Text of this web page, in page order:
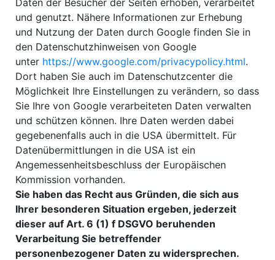
Daten der Besucher der Seiten erhoben, verarbeitet
und genutzt. Nähere Informationen zur Erhebung
und Nutzung der Daten durch Google finden Sie in
den Datenschutzhinweisen von Google
unter https://www.google.com/privacypolicy.html.
Dort haben Sie auch im Datenschutzcenter die
Möglichkeit Ihre Einstellungen zu verändern, so dass
Sie Ihre von Google verarbeiteten Daten verwalten
und schützen können. Ihre Daten werden dabei
gegebenenfalls auch in die USA übermittelt. Für
Datenübermittlungen in die USA ist ein
Angemessenheitsbeschluss der Europäischen
Kommission vorhanden.
Sie haben das Recht aus Gründen, die sich aus
Ihrer besonderen Situation ergeben, jederzeit
dieser auf Art. 6 (1) f DSGVO beruhenden
Verarbeitung Sie betreffender
personenbezogener Daten zu widersprechen.